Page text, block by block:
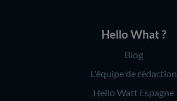
Hello What ?
Blog
L'équipe de rédaction
Hello Watt Espagne